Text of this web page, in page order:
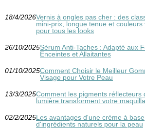
18/4/2026Vernis à ongles pas cher : des
mini-prix, longue tenue et couleurs
pour tous les looks
26/10/2025Sérum Anti-Taches : Adapté aux
Enceintes et Allaitantes
01/10/2025Comment Choisir le Meilleur
Visage pour Votre Peau
13/3/2025Comment les pigments réflecteurs
lumière transforment votre
02/2/2025Les avantages d'une crème à base
d'ingrédients naturels pour la peau